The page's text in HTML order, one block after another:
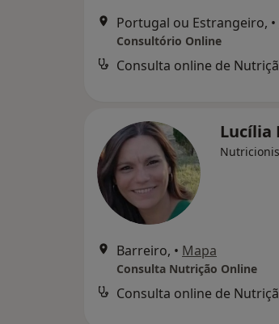
Portugal ou Estrangeiro, •
Consultório Online
Consulta online de
Lucília
Barreiro, • Mapa
Consulta Nutrição Online
Consulta online de